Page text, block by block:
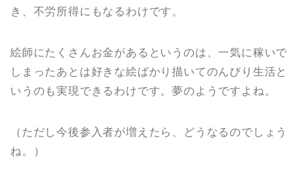
き、不労所得にもなるわけです。
絵師にたくさんお金があるというのは、一気に稼いで
しまったあとは好きな絵ばかり描いてのんびり生活と
いうのも実現できるわけです。夢のようですよね。
（ただし今後参入者が増えたら、どうなるのでしょう
ね。）